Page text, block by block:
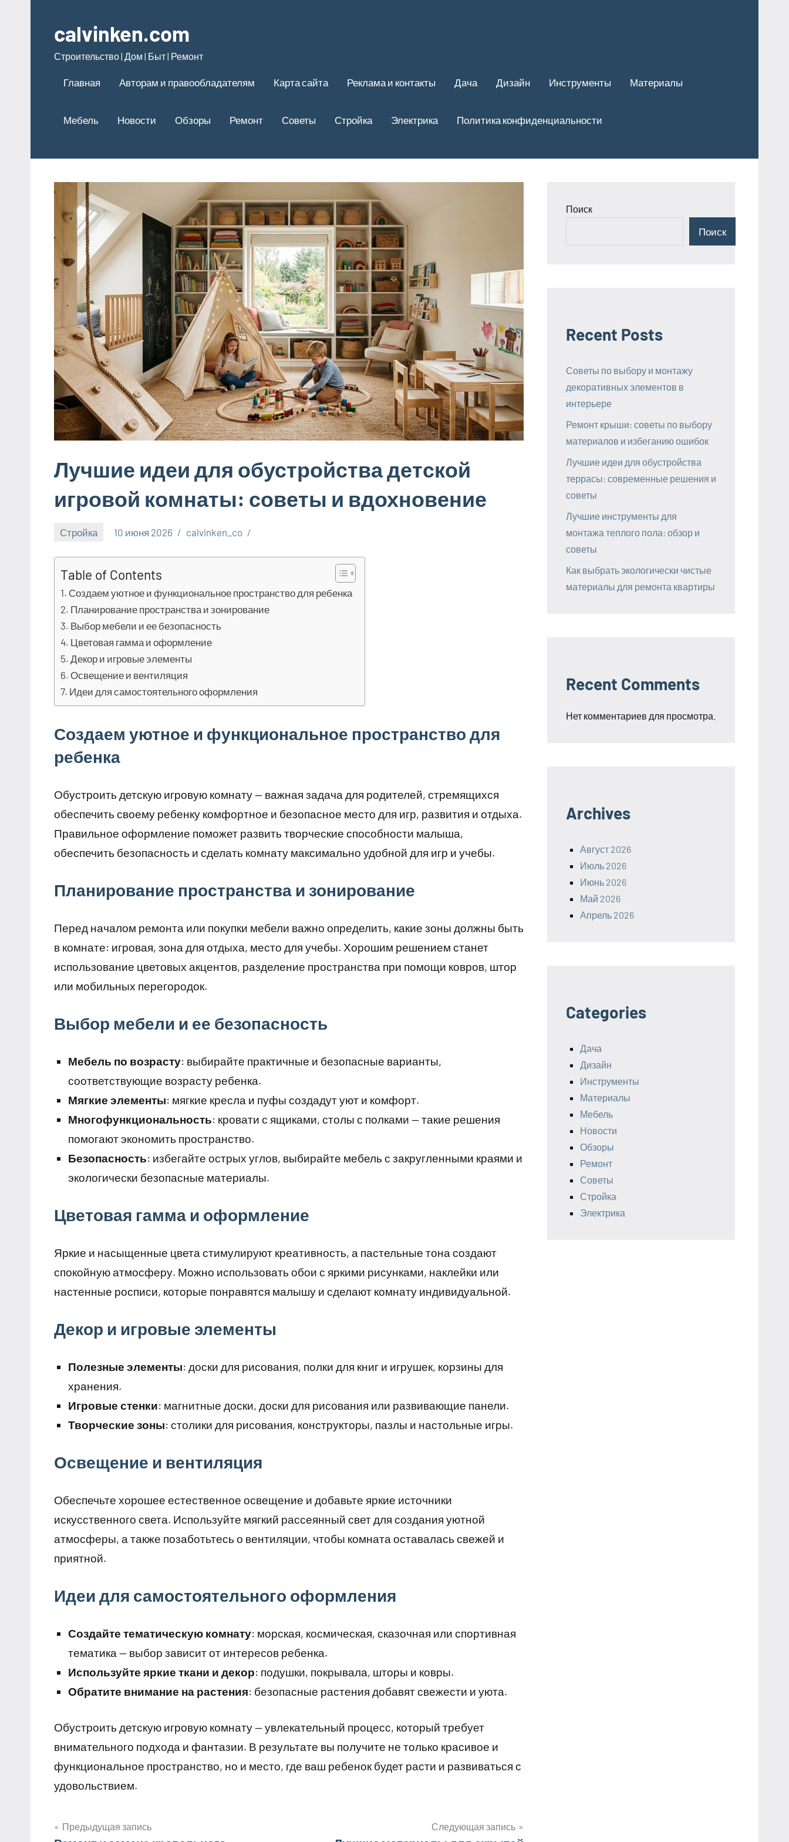
содержимому
calvinken.com
Строительство | Дом | Быт | Ремонт
Главная Авторам и правообладателям Карта сайта Реклама и контакты Дача Дизайн Инструменты Материалы
Мебель Новости Обзоры Ремонт Советы Стройка Электрика Политика конфиденциальности
Лучшие идеи для обустройства детской
игровой комнаты: советы и вдохновение
Стройка 10 июня 2026 calvinken_co
Table of Contents
Создаем уютное и функциональное пространство для ребенка
Планирование пространства и зонирование
Выбор мебели и ее безопасность
Цветовая гамма и оформление
Декор и игровые элементы
Освещение и вентиляция
Идеи для самостоятельного оформления
Создаем уютное и функциональное пространство для
ребенка
Обустроить детскую игровую комнату — важная задача для родителей, стремящихся
обеспечить своему ребенку комфортное и безопасное место для игр, развития и отдыха.
Правильное оформление поможет развить творческие способности малыша,
обеспечить безопасность и сделать комнату максимально удобной для игр и учебы.
Планирование пространства и зонирование
Перед началом ремонта или покупки мебели важно определить, какие зоны должны быть
в комнате: игровая, зона для отдыха, место для учебы. Хорошим решением станет
использование цветовых акцентов, разделение пространства при помощи ковров, штор
или мобильных перегородок.
Выбор мебели и ее безопасность
Мебель по возрасту: выбирайте практичные и безопасные варианты,
соответствующие возрасту ребенка.
Мягкие элементы: мягкие кресла и пуфы создадут уют и комфорт.
Многофункциональность: кровати с ящиками, столы с полками — такие решения
помогают экономить пространство.
Безопасность: избегайте острых углов, выбирайте мебель с закругленными краями и
экологически безопасные материалы.
Цветовая гамма и оформление
Яркие и насыщенные цвета стимулируют креативность, а пастельные тона создают
спокойную атмосферу. Можно использовать обои с яркими рисунками, наклейки или
настенные росписи, которые понравятся малышу и сделают комнату индивидуальной.
Декор и игровые элементы
Полезные элементы: доски для рисования, полки для книг и игрушек, корзины для
хранения.
Игровые стенки: магнитные доски, доски для рисования или развивающие панели.
Творческие зоны: столики для рисования, конструкторы, пазлы и настольные игры.
Освещение и вентиляция
Обеспечьте хорошее естественное освещение и добавьте яркие источники
искусственного света. Используйте мягкий рассеянный свет для создания уютной
атмосферы, а также позаботьтесь о вентиляции, чтобы комната оставалась свежей и
приятной.
Идеи для самостоятельного оформления
Создайте тематическую комнату: морская, космическая, сказочная или спортивная
тематика — выбор зависит от интересов ребенка.
Используйте яркие ткани и декор: подушки, покрывала, шторы и ковры.
Обратите внимание на растения: безопасные растения добавят свежести и уюта.
Обустроить детскую игровую комнату — увлекательный процесс, который требует
внимательного подхода и фантазии. В результате вы получите не только красивое и
функциональное пространство, но и место, где ваш ребенок будет расти и развиваться с
удовольствием.
Предыдущая запись Следующая запись
Поиск
Поиск
Recent Posts
Советы по выбору и монтажу
декоративных элементов в
интерьере
Ремонт крыши: советы по выбору
материалов и избеганию ошибок
Лучшие идеи для обустройства
террасы: современные решения и
советы
Лучшие инструменты для
монтажа теплого пола: обзор и
советы
Как выбрать экологически чистые
материалы для ремонта квартиры
Recent Comments
Нет комментариев для просмотра.
Archives
Август 2026
Июль 2026
Июнь 2026
Май 2026
Апрель 2026
Categories
Дача
Дизайн
Инструменты
Материалы
Мебель
Новости
Обзоры
Ремонт
Советы
Стройка
Электрика